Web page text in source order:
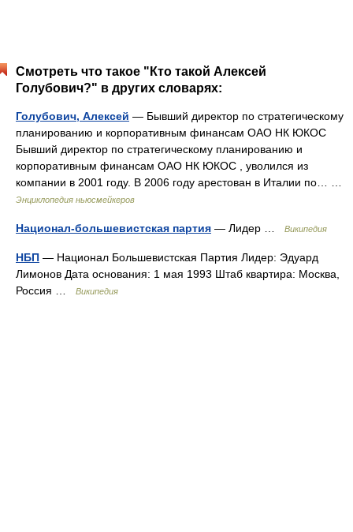
Смотреть что такое "Кто такой Алексей
Голубович?" в других словарях:
Голубович, Алексей — Бывший директор по стратегическому
планированию и корпоративным финансам ОАО НК ЮКОС
Бывший директор по стратегическому планированию и
корпоративным финансам ОАО НК ЮКОС , уволился из
компании в 2001 году. В 2006 году арестован в Италии по… …
Энциклопедия ньюсмейкеров
Национал-большевистская партия — Лидер … Википедия
НБП — Национал Большевистская Партия Лидер: Эдуард
Лимонов Дата основания: 1 мая 1993 Штаб квартира: Москва,
Россия …
Википедия